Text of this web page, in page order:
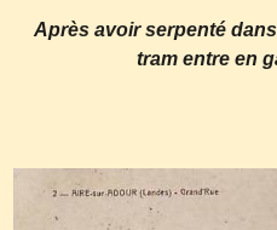
Après avoir serpenté
tram entre en